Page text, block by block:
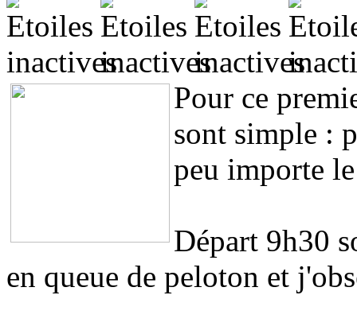
Pour ce
sont simple :
peu importe
Départ 9h30
en queue de peloton et